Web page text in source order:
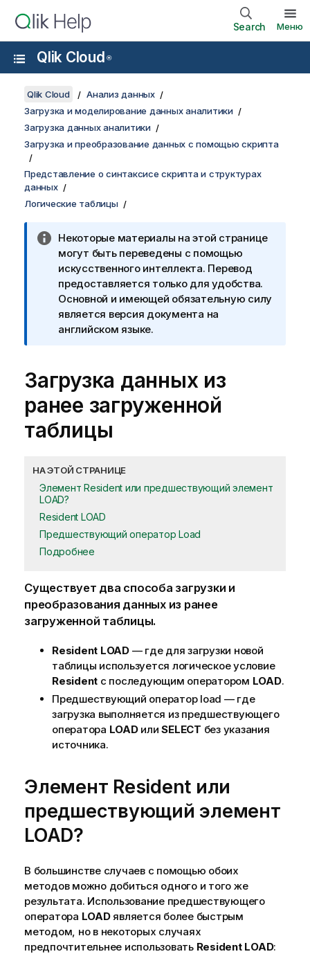
Search Меню
Qlik Cloud ®
Qlik Cloud
Анализ данных
Загрузка и моделирование данных аналитики
Загрузка данных аналитики
Загрузка и преобразование данных с помощью скрипта
Представление о синтаксисе скрипта и структурах
данных
Логические таблицы
Некоторые материалы на этой странице
могут быть переведены с помощью
искусственного интеллекта. Перевод
предоставляется только для удобства.
Основной и имеющей обязательную силу
является версия документа на
английском языке.
Загрузка данных из
ранее загруженной
таблицы
НА ЭТОЙ СТРАНИЦЕ
Элемент Resident или предшествующий элемент
LOAD?
Resident LOAD
Предшествующий оператор Load
Подробнее
Существует два способа загрузки и
преобразования данных из ранее
загруженной таблицы.
Resident LOAD— где для загрузки новой
таблицы используется логическое условие
Resident с последующим оператором LOAD.
Предшествующий оператор load — где
загрузка выполняется из предшествующего
оператора LOADилиSELECT без указания
источника.
Элемент Resident или
предшествующий элемент
LOAD?
В большинстве случаев с помощью обоих
методов можно добиться одного и того же
результата. Использование предшествующего
оператора LOADявляется более быстрым
методом, но в некоторых случаях
предпочтительнее использовать Resident LOAD: